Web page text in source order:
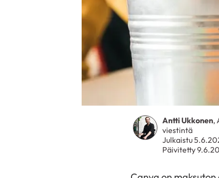
Antti Ukkonen,
viestintä
Julkaistu
Päivitetty